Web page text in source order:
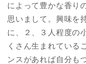
によって豊かな香り
思いまして。興味を
に、２、３人程度の
くさん生まれている
ンスがあれば自分も